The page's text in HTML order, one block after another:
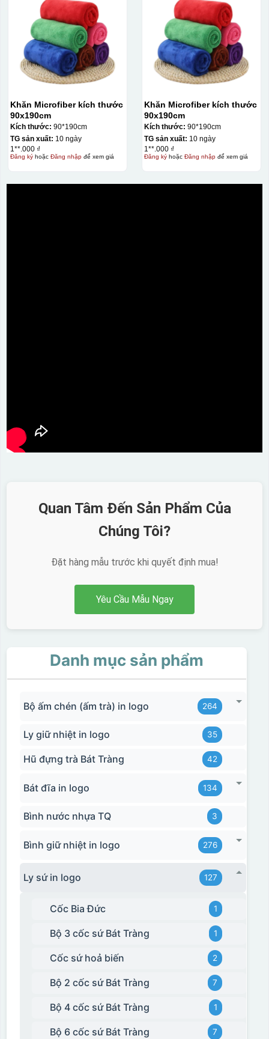
Dán được lên nhiều
bề mặt, phẳng và
cong
Kiểu hộp:
Hộp xi ấm chén
Khăn Microfiber kích thước
90x190cm
Kích thước: 90*190cm
TG sản xuất: 10 ngày
1**.000 ₫
Đăng kýhoặc Đăng nhậpđể xem giá
Khăn Microfiber kích thước
90x190cm
Kích thước: 90*190cm
TG sản xuất: 10 ngày
1**.000 ₫
Đăng kýhoặc Đăng nhậpđể xem giá
Quan Tâm Đến Sản Phẩm Của
Chúng Tôi?
Đặt hàng mẫu trước khi quyết định mua!
Yêu Cầu Mẫu Ngay
Danh mục sản phẩm
Bộ ấm chén (ấm trà) in logo 264
Ly giữ nhiệt in logo 35
Hũ đựng trà Bát Tràng 42
Bát đĩa in logo 134
Bình nước nhựa TQ 3
Bình giữ nhiệt in logo 276
Ly sứ in logo 127
Cốc Bia Đức 1
Bộ 3 cốc sứ Bát Tràng 1
Cốc sứ hoả biến 2
Bộ 2 cốc sứ Bát Tràng 7
Bộ 4 cốc sứ Bát Tràng 1
Bộ 6 cốc sứ Bát Tràng 7